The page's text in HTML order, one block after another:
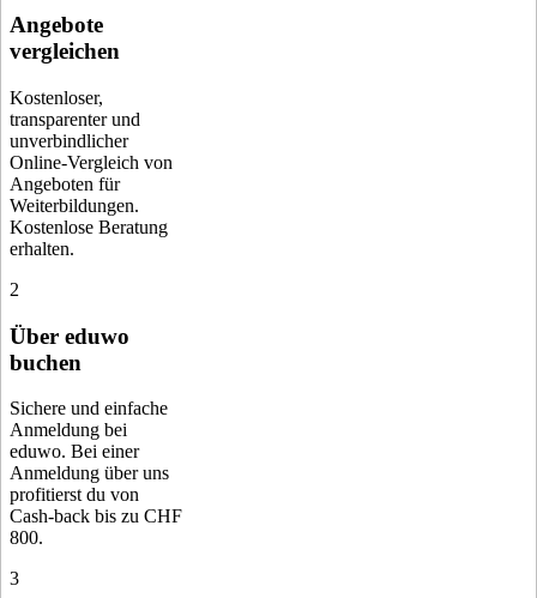
Angebote
vergleichen
Kostenloser,
transparenter und
unverbindlicher
Online-Vergleich von
Angeboten für
Weiterbildungen.
Kostenlose Beratung
erhalten.
2
Über eduwo
buchen
Sichere und einfache
Anmeldung bei
eduwo. Bei einer
Anmeldung über uns
profitierst du von
Cash-back bis zu CHF
800.
3